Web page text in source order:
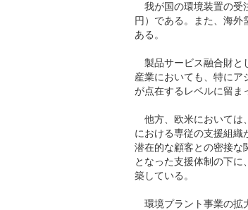
我が国の環境装置の受
円）である。また、海外
ある。
製品サービス融合財と
産業においても、特にア
が点在するレベルに留ま
他方、欧米においては
における専従の支援組織
潜在的な顧客との密接な
となった支援体制の下
築している。
環境プラント事業の拡